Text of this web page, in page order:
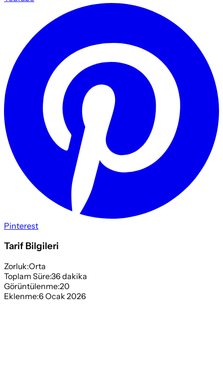
Pinterest
Tarif Bilgileri
Zorluk:Orta
Toplam Süre:36 dakika
Görüntülenme:20
Eklenme:6 Ocak 2026